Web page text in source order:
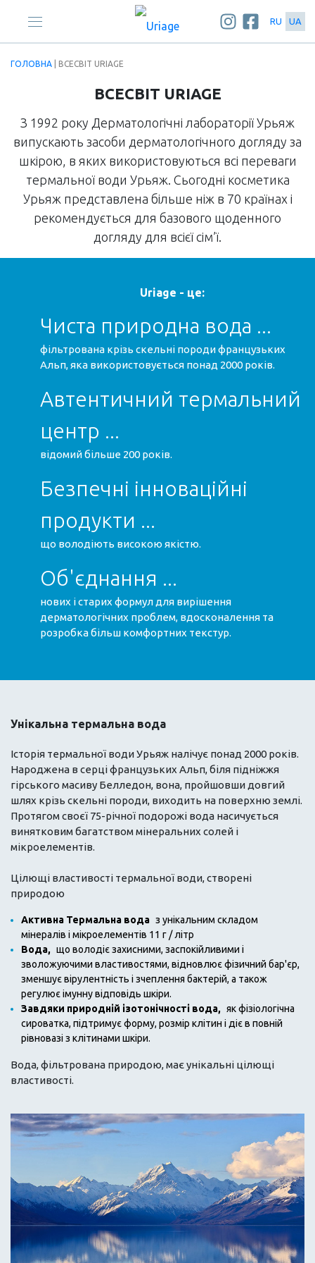
ГОЛОВНА | ВСЕСВІТ URIAGE
ВСЕСВІТ URIAGE
З 1992 року Дерматологічні лабораторії Урьяж
випускають засоби дерматологічного догляду за
шкірою, в яких використовуються всі переваги
термальної води Урьяж. Сьогодні косметика
Урьяж представлена більше ніж в 70 країнах і
рекомендується для базового щоденного
догляду для всієї сім’ї.
Uriage - це:
Чиста природна вода ...
фільтрована крізь скельні породи французьких
Альп, яка використовується понад 2000 років.
Автентичний термальний
центр ...
відомий більше 200 років.
Безпечні інноваційні
продукти ...
що володіють високою якістю.
Об'єднання ...
нових і старих формул для вирішення
дерматологічних проблем, вдосконалення та
розробка більш комфортних текстур.
Унікальна термальна вода
Історія термальної води Урьяж налічує понад 2000 років.
Народжена в серці французьких Альп, біля підніжжя
гірського масиву Белледон, вона, пройшовши довгий
шлях крізь скельні породи, виходить на поверхню землі.
Протягом своєї 75-річної подорожі вода насичується
винятковим багатством мінеральних солей і
мікроелементів.
Цілющі властивості термальної води, створені
природою
Активна Термальна вода з унікальним складом
мінералів і мікроелементів 11 г / літр
Вода, що володіє захисними, заспокійливими і
зволожуючими властивостями, відновлює фізичний бар'єр,
зменшує вірулентність і зчеплення бактерій, а також
регулює імунну відповідь шкіри.
Завдяки природній ізотонічності вода, як фізіологічна
сироватка, підтримує форму, розмір клітин і діє в повній
рівновазі з клітинами шкіри.
Вода, фільтрована природою, має унікальні цілющі
властивості.
RU UA